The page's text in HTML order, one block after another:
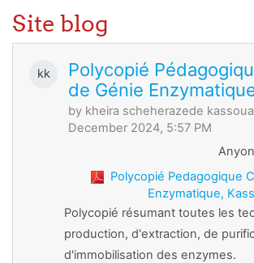
Site blog
kk
Polycopié
de Génie
by kheira scheherazede
December 2024, 5:57 PM
Polycopié Pedagogique
Enzymatique,
Polycopié résumant toutes les
production, d'extraction, de
d'immobilisation des enzymes.